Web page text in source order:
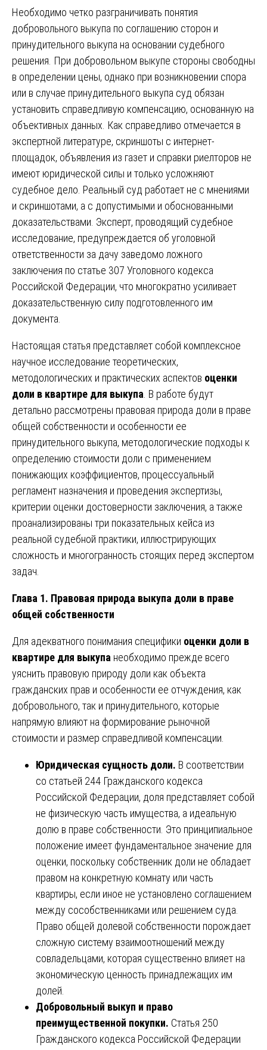
Необходимо четко разграничивать понятия
добровольного выкупа по соглашению сторон и
принудительного выкупа на основании судебного
решения. При добровольном выкупе стороны свободны
в определении цены, однако при возникновении спора
или в случае принудительного выкупа суд обязан
установить справедливую компенсацию, основанную на
объективных данных. Как справедливо отмечается в
экспертной литературе, скриншоты с интернет-
площадок, объявления из газет и справки риелторов не
имеют юридической силы и только усложняют
судебное дело. Реальный суд работает не с мнениями
и скриншотами, а с допустимыми и обоснованными
доказательствами. Эксперт, проводящий судебное
исследование, предупреждается об уголовной
ответственности за дачу заведомо ложного
заключения по статье 307 Уголовного кодекса
Российской Федерации, что многократно усиливает
доказательственную силу подготовленного им
документа.
Настоящая статья представляет собой комплексное
научное исследование теоретических,
методологических и практических аспектов оценки
доли в квартире для выкупа . В работе будут
детально рассмотрены правовая природа доли в праве
общей собственности и особенности ее
принудительного выкупа, методологические подходы к
определению стоимости доли с применением
понижающих коэффициентов, процессуальный
регламент назначения и проведения экспертизы,
критерии оценки достоверности заключения, а также
проанализированы три показательных кейса из
реальной судебной практики, иллюстрирующих
сложность и многогранность стоящих перед экспертом
задач.
Глава 1. Правовая природа выкупа доли в праве
общей собственности
Для адекватного понимания специфики оценки доли в
квартире для выкупа необходимо прежде всего
уяснить правовую природу доли как объекта
гражданских прав и особенности ее отчуждения, как
добровольного, так и принудительного, которые
напрямую влияют на формирование рыночной
стоимости и размер справедливой компенсации.
Юридическая сущность доли. В соответствии
со статьей 244 Гражданского кодекса
Российской Федерации, доля представляет собой
не физическую часть имущества, а идеальную
долю в праве собственности. Это принципиальное
положение имеет фундаментальное значение для
оценки, поскольку собственник доли не обладает
правом на конкретную комнату или часть
квартиры, если иное не установлено соглашением
между сособственниками или решением суда.
Право общей долевой собственности порождает
сложную систему взаимоотношений между
совладельцами, которая существенно влияет на
экономическую ценность принадлежащих им
долей.
Добровольный выкуп и право
преимущественной покупки. Статья 250
Гражданского кодекса Российской Федерации